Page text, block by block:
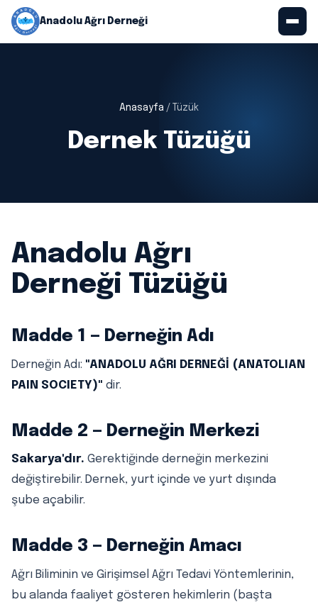
Anadolu Ağrı Derneği
İletişim
Üyelik
Anasayfa / Tüzük
Dernek Tüzüğü
Anadolu Ağrı
Derneği Tüzüğü
Madde 1 — Derneğin Adı
Derneğin Adı: "ANADOLU AĞRI DERNEĞİ (ANATOLIAN
PAIN SOCIETY)" dir.
Madde 2 — Derneğin Merkezi
Sakarya'dır. Gerektiğinde derneğin merkezini
değiştirebilir. Dernek, yurt içinde ve yurt dışında
şube açabilir.
Madde 3 — Derneğin Amacı
Ağrı Biliminin ve Girişimsel Ağrı Tedavi Yöntemlerinin,
bu alanda faaliyet gösteren hekimlerin (başta